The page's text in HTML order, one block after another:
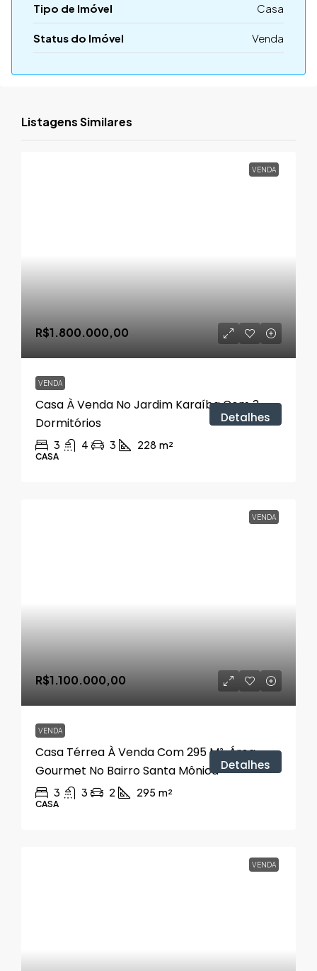
Tipo de Imóvel Casa
Status do Imóvel Venda
Listagens Similares
VENDA
R$1.800.000,00
VENDA
Casa À Venda No Jardim Karaíba Com 3
Dormitórios
3 4 3 228 m²
CASA
Detalhes
VENDA
R$1.100.000,00
VENDA
Casa Térrea À Venda Com 295 M², Área
Gourmet No Bairro Santa Mônica
3 3 2 295 m²
CASA
Detalhes
VENDA